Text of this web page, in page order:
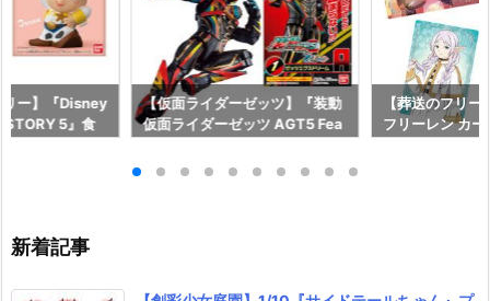
ー】『Disney
5』食
【仮面ライダーゼッツ】『装動
仮面ライダーゼッツ AGT5 Fea
ド』食玩フィギュア予約【バン
【葬送のフリ
フリーレン カ
新着記事